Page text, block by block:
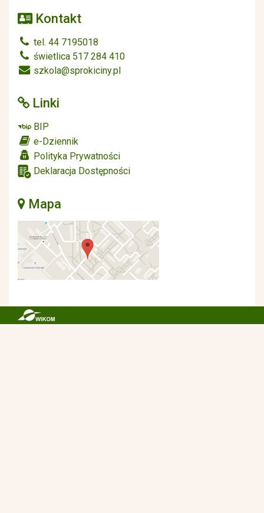
Kontakt
tel. 44 7195018
świetlica 517 284 410
szkola@sprokiciny.pl
Linki
BIP
e-Dziennik
Polityka Prywatności
Deklaracja Dostępności
Mapa